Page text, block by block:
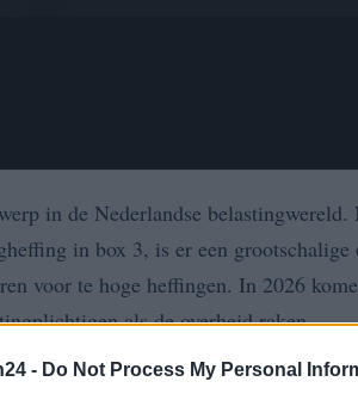
- Do Not Process My Personal
in de Nederlandse belastingwereld.
in box 3, is er een grootschalige
voor te hoge heffingen. In 2026
als de overheid raken.
verstuurd aan belastingplichtigen die